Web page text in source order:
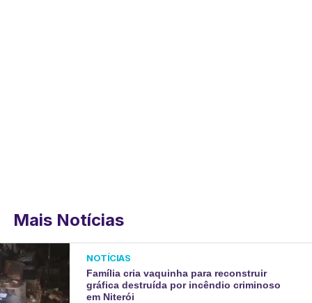
Mais Notícias
NOTÍCIAS
Família cria vaquinha para reconstruir
gráfica destruída por incêndio criminoso
em Niterói